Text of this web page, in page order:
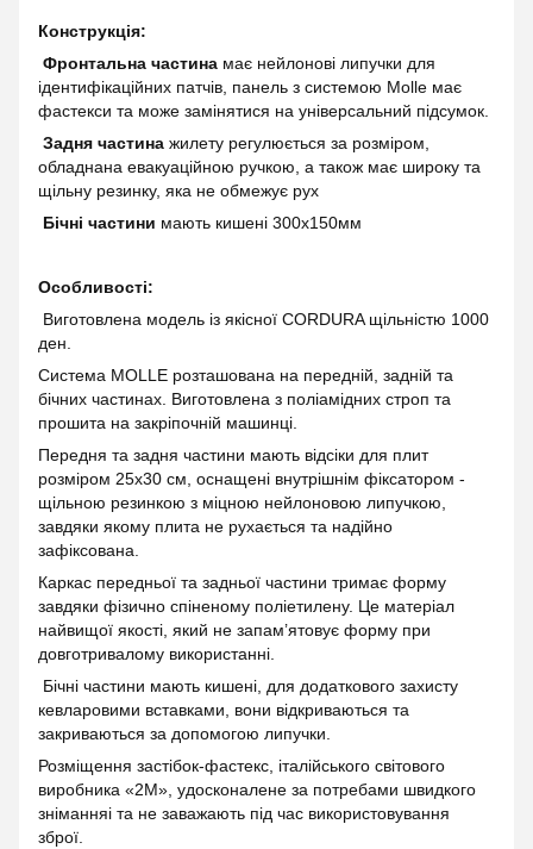
Конструкція:
Фронтальна частина має нейлонові липучки для
ідентифікаційних патчів, панель з системою Molle має
фастекси та може замінятися на універсальний підсумок.
Задня частина жилету регулюється за розміром,
обладнана евакуаційною ручкою, а також має широку та
щільну резинку, яка не обмежує рух
Бічні частини мають кишені 300х150мм
Особливості:
Виготовлена модель із якісної CORDURA щільністю 1000
ден.
Система MOLLE розташована на передній, задній та
бічних частинах. Виготовлена з поліамідних строп та
прошита на закріпочній машинці.
Передня та задня частини мають відсіки для плит
розміром 25х30 см, оснащені внутрішнім фіксатором -
щільною резинкою з міцною нейлоновою липучкою,
завдяки якому плита не рухається та надійно
зафіксована.
Каркас передньої та задньої частини тримає форму
завдяки фізично спіненому поліетилену. Це матеріал
найвищої якості, який не запам’ятовує форму при
довготривалому використанні.
Бічні частини мають кишені, для додаткового захисту
кевларовими вставками, вони відкриваються та
закриваються за допомогою липучки.
Розміщення застібок-фастекс, італійського світового
виробника «2М», удосконалене за потребами швидкого
зніманняі та не заважають під час використовування
зброї.